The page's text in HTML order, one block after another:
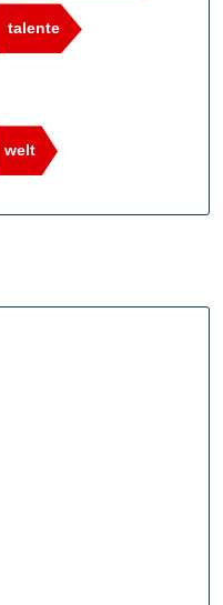
talente
welt